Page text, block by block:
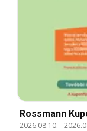
Rossmann
2026.08.10. -